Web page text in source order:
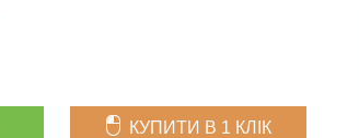
КУПИТИ В 1 КЛІК